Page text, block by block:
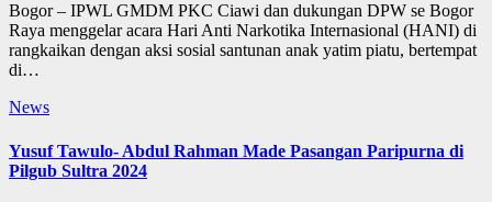
Bogor – IPWL GMDM PKC Ciawi dan dukungan DPW se Bogor
Raya menggelar acara Hari Anti Narkotika Internasional (HANI) di
rangkaikan dengan aksi sosial santunan anak yatim piatu, bertempat
di…
News
Yusuf Tawulo- Abdul Rahman Made Pasangan Paripurna di
Pilgub Sultra 2024